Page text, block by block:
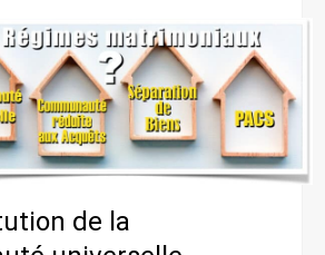
de la